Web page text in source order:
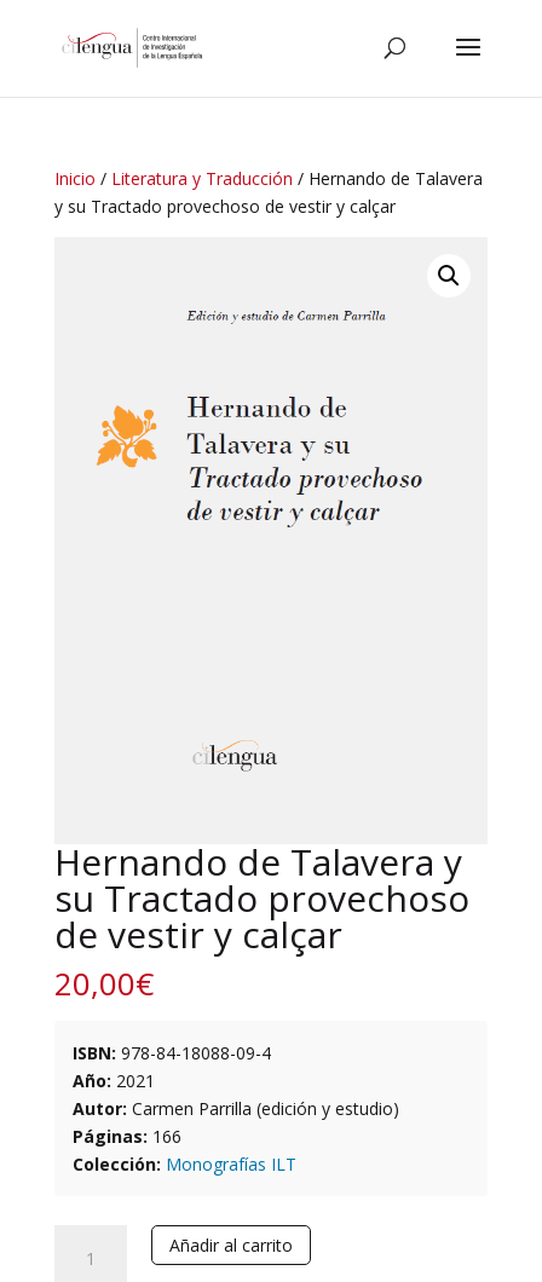
Inicio / Literatura y Traducción / Hernando de Talavera
y su Tractado provechoso de vestir y calçar
Hernando de Talavera y
su Tractado provechoso
de vestir y calçar
20,00€
ISBN: 978-84-18088-09-4
Año: 2021
Autor: Carmen Parrilla (edición y estudio)
Páginas: 166
Colección: Monografías ILT
Añadir al carrito